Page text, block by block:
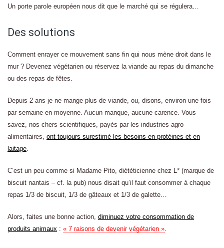
Un porte parole européen nous dit que le marché qui se régulera…
Des solutions
Comment enrayer ce mouvement sans fin qui nous mène droit dans le
mur ? Devenez végétarien ou réservez la viande au repas du dimanche
ou des repas de fêtes.
Depuis 2 ans je ne mange plus de viande, ou, disons, environ une fois
par semaine en moyenne. Aucun manque, aucune carence. Vous
savez, nos chers scientifiques, payés par les industries agro-
alimentaires, ont toujours surestimé les besoins en protéines et en
laitage.
C’est un peu comme si Madame Pito, diététicienne chez L* (marque de
biscuit nantais – cf. la pub) nous disait qu’il faut consommer à chaque
repas 1/3 de biscuit, 1/3 de gâteaux et 1/3 de galette…
Alors, faites une bonne action, diminuez votre consommation de
produits animaux : « 7 raisons de devenir végétarien ».